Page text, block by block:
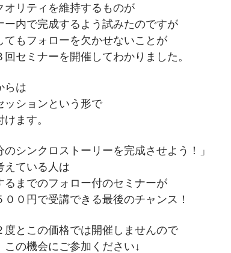
オリティを維持するものが
ー内で完成するよう試みたのですが
てもフォローを欠かせないことが
回セミナーを開催してわかりました。
らは
ッションという形で
ます。
のシンクロストーリーを完成させよう！」
えている人は
るまでのフォロー付のセミナーが
００円で受講できる最後のチャンス！
度とこの価格では開催しませんので
この機会にご参加ください↓